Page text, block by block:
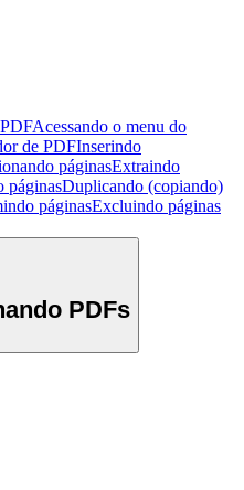
Acessando o menu do
de PDFInserindo
páginasExtraindo
páginasDuplicando (copiando)
páginasExcluindo páginas
PDFs